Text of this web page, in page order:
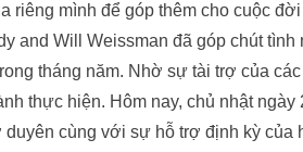
riêng mình để góp thêm cho cuộc
and Will Weissman đã góp chút
tháng năm. Nhờ sự tài trợ của
thực hiện. Hôm nay, chủ nhật
cùng với sự hỗ trợ định kỳ của